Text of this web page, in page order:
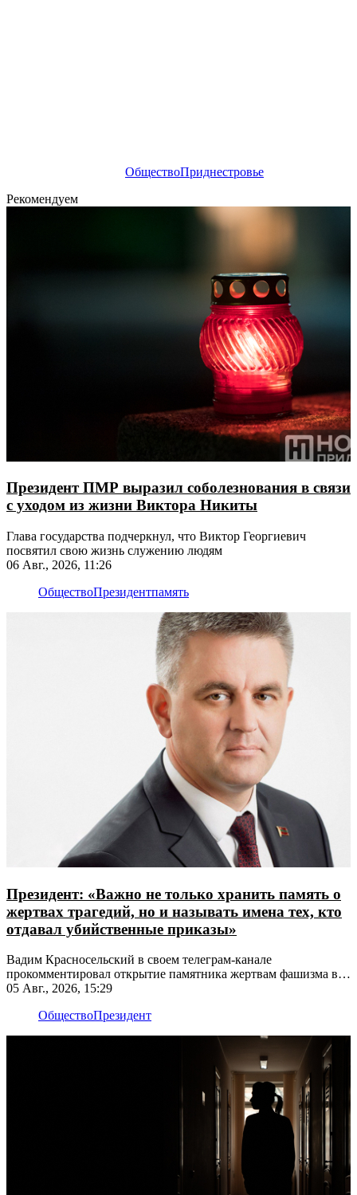
ОбществоПриднестровье
Рекомендуем
Президент ПМР выразил соболезнования в связи
с уходом из жизни Виктора Никиты
Глава государства подчеркнул, что Виктор Георгиевич
посвятил свою жизнь служению людям
06 Авг., 2026, 11:26
ОбществоПрезидентпамять
Президент: «Важно не только хранить память о
жертвах трагедий, но и называть имена тех, кто
отдавал убийственные приказы»
Вадим Красносельский в своем телеграм-канале
прокомментировал открытие памятника жертвам фашизма в
Рыбнице
05 Авг., 2026, 15:29
ОбществоПрезидент